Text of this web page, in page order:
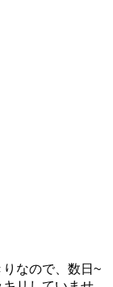
なので、数日~